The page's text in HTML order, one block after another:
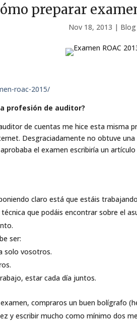
preparar
Nov 18, 2013 | Blog
roac-2015/
profesión de auditor?
de cuentas me hice esta misma
Desgraciadamente no obtuve
el examen escribiría un
claro está que estáis
que podáis encontrar sobre el
ser:
solo vosotros.
estar cada día juntos.
compraros un buen bolígrafo
y escribir mucho como mínimo dos